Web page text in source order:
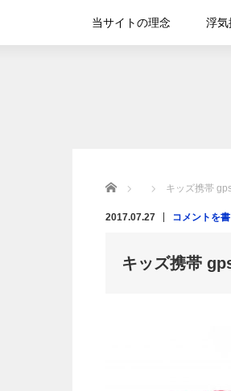
当サイトの理念 浮気
Home キッズ携帯
2017.07.27 コメントを書
キッズ携帯